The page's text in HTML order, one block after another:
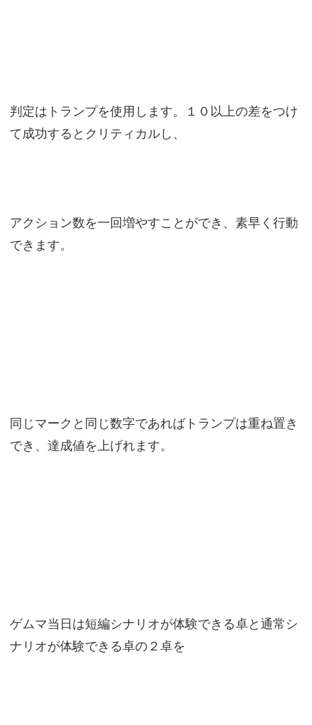
判定はトランプを使用します。１０以上の差をつけ
て成功するとクリティカルし、
アクション数を一回増やすことができ、素早く行動
できます。
同じマークと同じ数字であればトランプは重ね置き
でき、達成値を上げれます。
ゲムマ当日は短編シナリオが体験できる卓と通常シ
ナリオが体験できる卓の２卓を